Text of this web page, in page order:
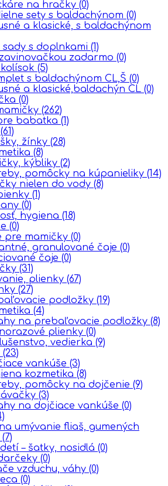
na hračky (0)
sety s baldachýnom (0)
a klasické, s baldachýnom
sady s doplnkami (1)
zadarmo (0)
(5)
s baldachýnom CL,Š (0)
a klasické,baldachýn CL (0)
(0)
(262)
babatka (1)
(61)
žínky (28)
(8)
kýbliky (2)
pomôcky na kúpanieliky (14)
nielen do vody (8)
(1)
(0)
hygiena (18)
(0)
pre mamičky (0)
granulované čaje (0)
čaje (0)
(31)
plienky (67)
(27)
podložky (19)
(4)
na prebaľovacie podložky (8)
plienky (0)
vedierka (9)
(23)
vankúše (3)
kozmetika (8)
pomôcky na dojčenie (9)
(3)
na dojčiace vankúše (0)
umývanie fliaš, gumených
(7)
– šatky, nosidlá (0)
(0)
vzduchu, váhy (0)
(0)